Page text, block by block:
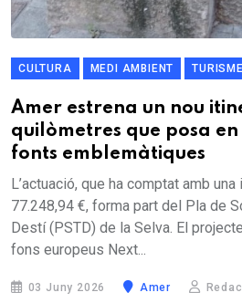
CULTURA MEDI AMBIENT TURISME
Amer estrena un nou
quilòmetres que posa en
fonts emblemàtiques
L’actuació, que ha comptat amb
77.248,94 €, forma part del Pla de
Destí (PSTD) de la Selva. El
fons europeus Next...
03 Juny 2026 Amer